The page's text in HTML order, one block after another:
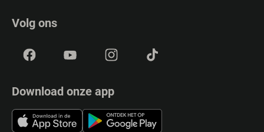
Volg ons
Download onze app